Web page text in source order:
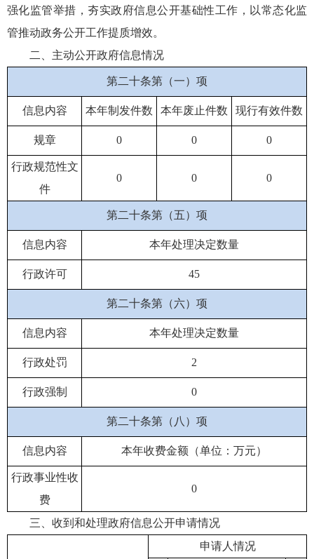
强化监管举措，夯实政府信息公开基础性工作，以常态化监
管推动政务公开工作提质增效。
二、主动公开政府信息情况
第二十条第（一）项
信息内容 本年制发件数 本年废止件数 现行有效件数
规章 0 0 0
行政规范性文
件
0 0 0
第二十条第（五）项
信息内容 本年处理决定数量
行政许可 45
第二十条第（六）项
信息内容 本年处理决定数量
行政处罚 2
行政强制 0
第二十条第（八）项
信息内容 本年收费金额（单位：万元）
行政事业性收
费
0
三、收到和处理政府信息公开申请情况
申请人情况